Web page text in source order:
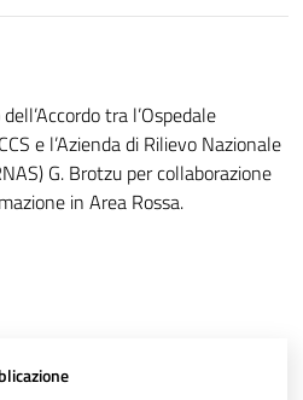
tra l’Ospedale
e l’Azienda di Rilievo Nazionale
G. Brotzu per collaborazione
in Area Rossa.